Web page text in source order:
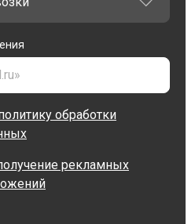
обработки
рекламных